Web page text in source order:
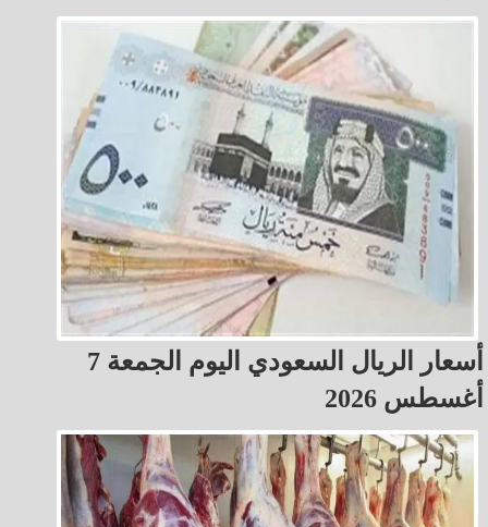
أسعار الريال السعودي اليوم الجمعة 7
أغسطس 2026